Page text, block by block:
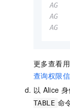
AG
AG
AG
更多查看
查询权限
以 Alice
TABLE 命